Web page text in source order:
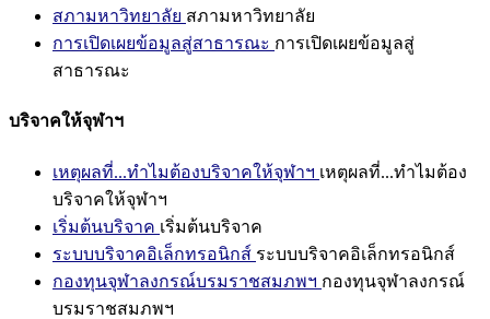
สภามหาวิทยาลัย สภามหาวิทยาลัย
การเปิดเผยข้อมูลสู่สาธารณะ การเปิดเผยข้อมูลสู่
สาธารณะ
บริจาคให้จุฬาฯ
เหตุผลที่...ทำไมต้องบริจาคให้จุฬาฯ เหตุผลที่...ทำไมต้อง
บริจาคให้จุฬาฯ
เริ่มต้นบริจาค เริ่มต้นบริจาค
ระบบบริจาคอิเล็กทรอนิกส์ ระบบบริจาคอิเล็กทรอนิกส์
กองทุนจุฬาลงกรณ์บรมราชสมภพฯ กองทุนจุฬาลงกรณ์
บรมราชสมภพฯ